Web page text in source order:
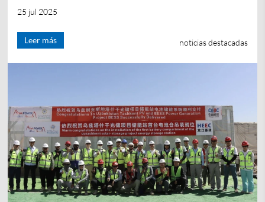
Nairobi, contratado por CEEC
25 jul 2025
Leer más noticias destacadas